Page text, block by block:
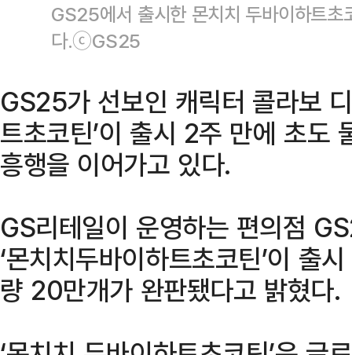
GS25에서 출시한 몬치치 두바이하트초
다.ⓒGS25
GS25가 선보인 캐릭터 콜라보
트초코틴’이 출시 2주 만에 초도
흥행을 이어가고 있다.
GS리테일이 운영하는 편의점
‘몬치치두바이하트초코틴’이 출
량 20만개가 완판됐다고 밝혔다.